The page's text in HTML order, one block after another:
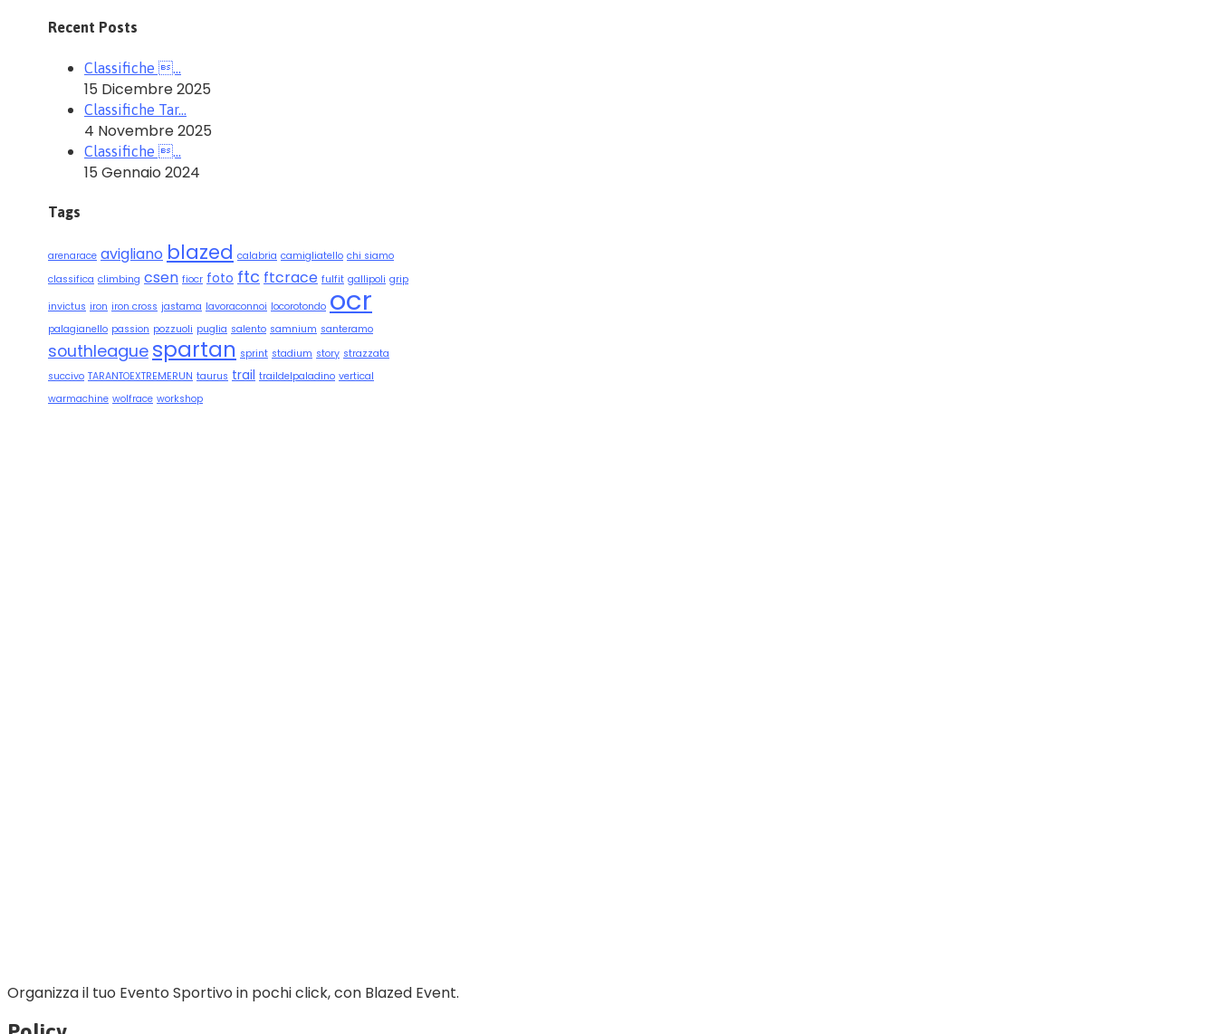
Recent Posts
Classifiche …
15 Dicembre 2025
Classifiche Tar…
4 Novembre 2025
Classifiche …
15 Gennaio 2024
Tags
arenarace avigliano blazed calabria camigliatello chi siamo
classifica climbing csen fiocr foto ftc ftcrace fulfit gallipoli grip
invictus iron iron cross jastama lavoraconnoi locorotondo ocr
palagianello passion pozzuoli puglia salento samnium santeramo
southleague spartan sprint stadium story strazzata
succivo TARANTOEXTREMERUN taurus trail traildelpaladino vertical
warmachine wolfrace workshop
Organizza il tuo Evento Sportivo in pochi click, con Blazed Event.